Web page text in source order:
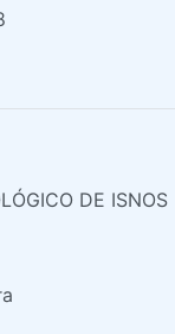
DE ISNOS